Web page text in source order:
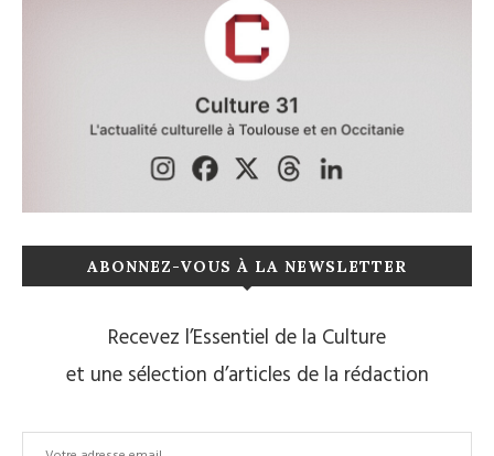
ABONNEZ-VOUS À LA NEWSLETTER
Recevez l’Essentiel de la Culture
et une sélection d’articles de la rédaction